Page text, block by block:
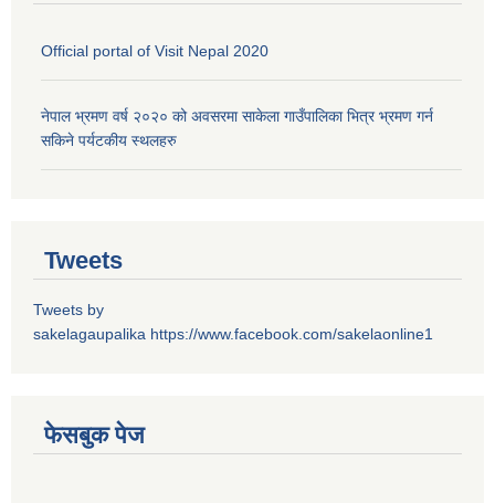
Official portal of Visit Nepal 2020
नेपाल भ्रमण वर्ष २०२० को अवसरमा साकेला गाउँपालिका भित्र भ्रमण गर्न
सकिने पर्यटकीय स्थलहरु
Tweets
Tweets by
sakelagaupalika https://www.facebook.com/sakelaonline1
फेसबुक पेज